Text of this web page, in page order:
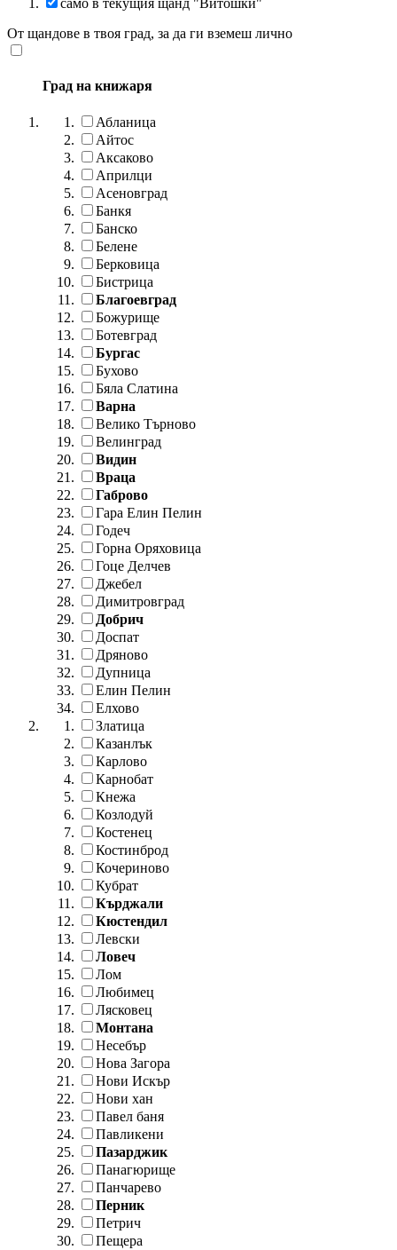
От щандове в твоя град, за да ги вземеш лично
Град на книжаря
Абланица
Айтос
Аксаково
Априлци
Асеновград
Банкя
Банско
Белене
Берковица
Бистрица
Благоевград
Божурище
Ботевград
Бургас
Бухово
Бяла Слатина
Варна
Велико Търново
Велинград
Видин
Враца
Габрово
Гара Елин Пелин
Годеч
Горна Оряховица
Гоце Делчев
Джебел
Димитровград
Добрич
Доспат
Дряново
Дупница
Елин Пелин
Елхово
Златица
Казанлък
Карлово
Карнобат
Кнежа
Козлодуй
Костенец
Костинброд
Кочериново
Кубрат
Кърджали
Кюстендил
Левски
Ловеч
Лом
Любимец
Лясковец
Монтана
Несебър
Нова Загора
Нови Искър
Нови хан
Павел баня
Павликени
Пазарджик
Панагюрище
Панчарево
Перник
Петрич
Пещера